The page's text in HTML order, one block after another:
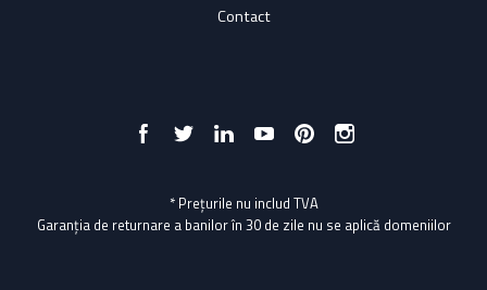
Contact
* Prețurile nu includ TVA
Garanția de returnare a banilor în 30 de zile nu se aplică domeniilor